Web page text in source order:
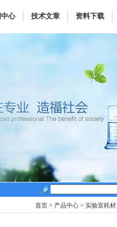
心 技术文章 资料下载
首页 > 产品中心 > 实验室耗材